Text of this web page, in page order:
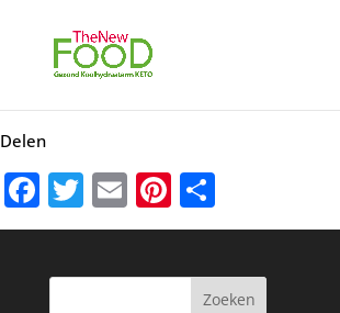
Delen
Facebook
Twitter
EmailPinterest